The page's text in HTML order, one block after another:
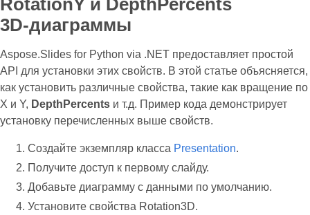
RotationY и DepthPercents
3D‑диаграммы
Aspose.Slides for Python via .NET предоставляет простой
API для установки этих свойств. В этой статье объясняется,
как установить различные свойства, такие как вращение по
X и Y, DepthPercents и т.д. Пример кода демонстрирует
установку перечисленных выше свойств.
Создайте экземпляр класса Presentation.
Получите доступ к первому слайду.
Добавьте диаграмму с данными по умолчанию.
Установите свойства Rotation3D.